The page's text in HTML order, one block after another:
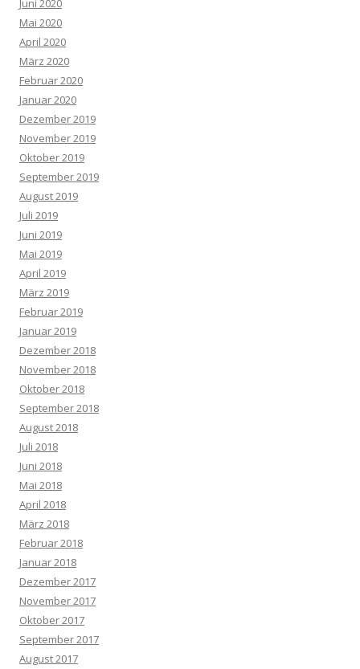
Mai 2020
April 2020
März 2020
Februar 2020
Januar 2020
Dezember 2019
November 2019
Oktober 2019
September 2019
August 2019
Juli 2019
Juni 2019
Mai 2019
April 2019
März 2019
Februar 2019
Januar 2019
Dezember 2018
November 2018
Oktober 2018
September 2018
August 2018
Juli 2018
Juni 2018
Mai 2018
April 2018
März 2018
Februar 2018
Januar 2018
Dezember 2017
November 2017
Oktober 2017
September 2017
August 2017